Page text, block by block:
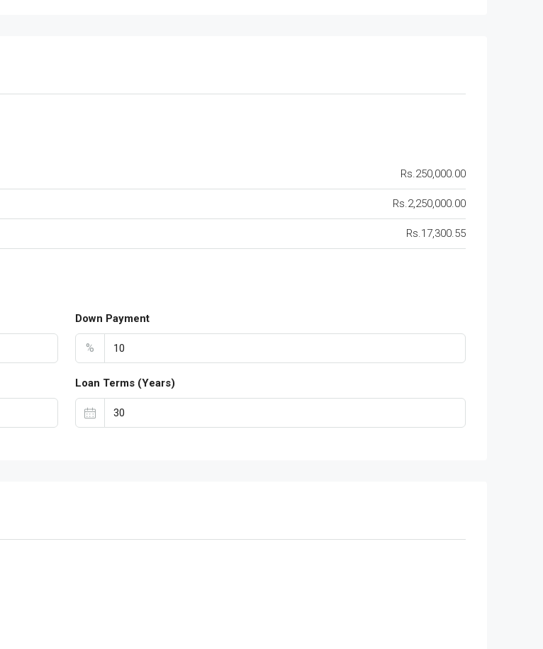
Rs.250,000.00
Rs.2,250,000.00
Rs.17,300.55
Down Payment
%
Loan Terms (Years)